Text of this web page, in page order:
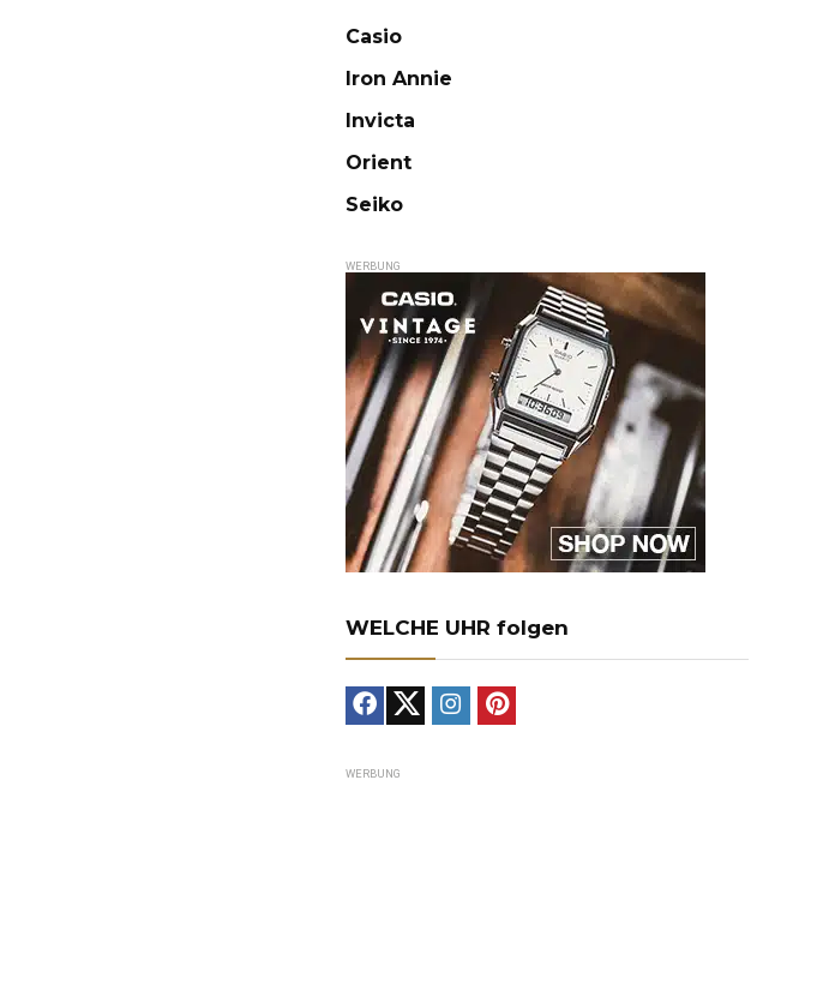
Casio
Iron Annie
Invicta
Orient
Seiko
WERBUNG
WELCHE UHR folgen
WERBUNG